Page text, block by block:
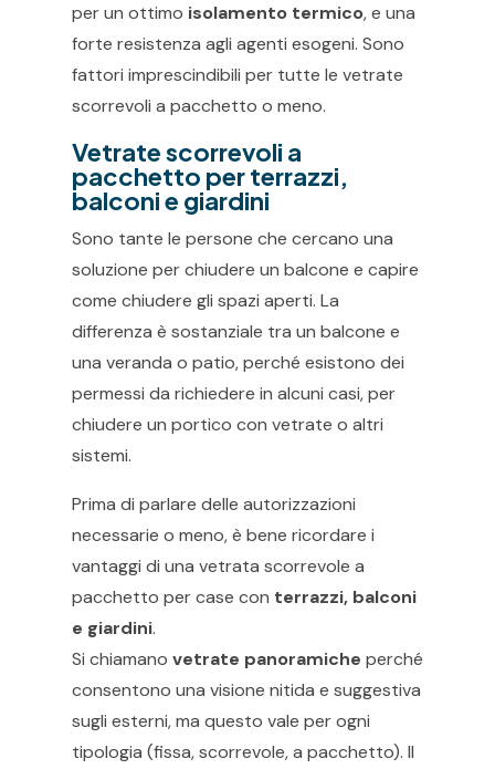
per un ottimo isolamento termico, e una
forte resistenza agli agenti esogeni. Sono
fattori imprescindibili per tutte le vetrate
scorrevoli a pacchetto o meno.
Vetrate scorrevoli a
pacchetto per terrazzi,
balconi e giardini
Sono tante le persone che cercano una
soluzione per chiudere un balcone e capire
come chiudere gli spazi aperti. La
differenza è sostanziale tra un balcone e
una veranda o patio, perché esistono dei
permessi da richiedere in alcuni casi, per
chiudere un portico con vetrate o altri
sistemi.
Prima di parlare delle autorizzazioni
necessarie o meno, è bene ricordare i
vantaggi di una vetrata scorrevole a
pacchetto per case con terrazzi, balconi
e giardini.
Si chiamano vetrate panoramiche perché
consentono una visione nitida e suggestiva
sugli esterni, ma questo vale per ogni
tipologia (fissa, scorrevole, a pacchetto). Il